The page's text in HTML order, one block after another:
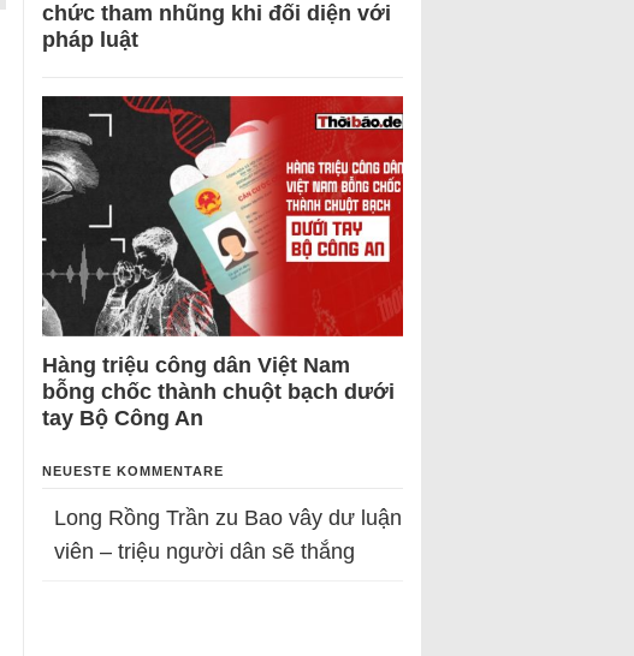
chức tham nhũng khi đối diện với
pháp luật
Hàng triệu công dân Việt Nam
bỗng chốc thành chuột bạch dưới
tay Bộ Công An
NEUESTE KOMMENTARE
Long Rồng Trần zu Bao vây dư luận
viên – triệu người dân sẽ thắng